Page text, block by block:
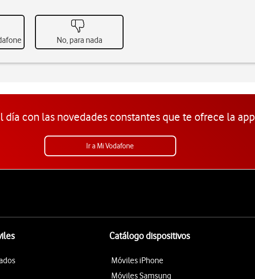
No, para nada
día con las novedades constantes que te ofrece la app
Ir a Mi Vodafone
Catálogo dispositivos
Móviles iPhone
Móviles Samsung